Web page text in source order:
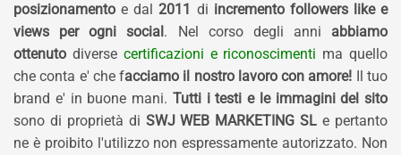
posizionamento e dal 2011 di incremento followers like e
views per ogni social. Nel corso degli anni abbiamo
ottenuto diverse certificazioni e riconoscimenti ma quello
che conta e' che facciamo il nostro lavoro con amore! Il tuo
brand e' in buone mani. Tutti i testi e le immagini del sito
sono di proprietà di SWJ WEB MARKETING SL e pertanto
ne è proibito l'utilizzo non espressamente autorizzato. Non